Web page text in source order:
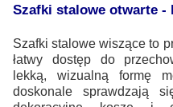
Szafki stalowe otwarte -
Szafki stalowe wiszące to
łatwy dostęp do
lekką, wizualną formę
doskonale sprawdzają